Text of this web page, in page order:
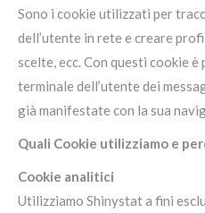
Sono i cookie utilizzati per
dell’utente in rete e creare
scelte, ecc. Con questi cookie
terminale dell’utente dei
già manifestate con la sua
Quali Cookie utilizziamo e
Cookie analitici
Utilizziamo Shinystat a fini